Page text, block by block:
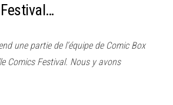
une partie de l’équipe de Comic Box
Comics Festival. Nous y avons